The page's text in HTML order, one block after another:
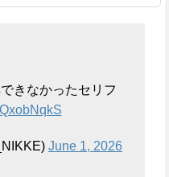
きなかったセリフ
June 1, 2026